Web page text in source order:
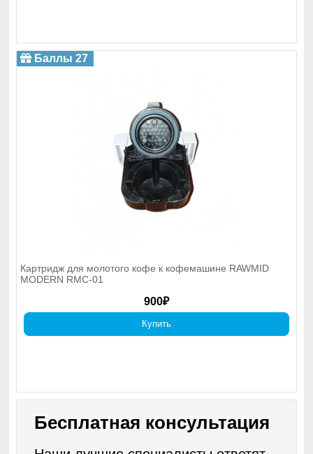
Картридж для молотого кофе к кофемашине RAWMID
MODERN RMC-01
900₽
Баллы 27
Купить
Бесплатная консультация